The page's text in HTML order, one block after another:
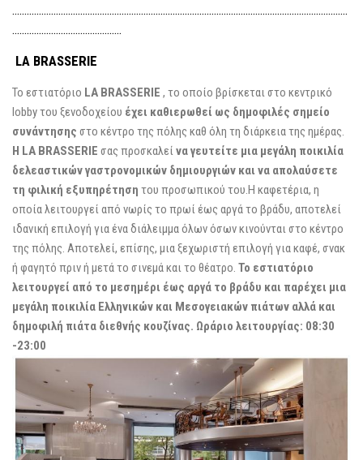
…………………………………………………………………………………………………………………………
………………………………………
LA BRASSERIE
Το εστιατόριο LA BRASSERIE , το οποίο βρίσκεται στο κεντρικό
lobby του ξενοδοχείου έχει καθιερωθεί ως δημοφιλές σημείο
συνάντησης στο κέντρο της πόλης καθ όλη τη διάρκεια της ημέρας.
Η LA BRASSERIE σας προσκαλείνα γευτείτε μια μεγάλη ποικιλία
δελεαστικών γαστρονομικών δημιουργιών και να απολαύσετε
τη φιλική εξυπηρέτηση του προσωπικού του.Η καφετέρια, η
οποία λειτουργεί από νωρίς το πρωί έως αργά το βράδυ, αποτελεί
ιδανική επιλογή για ένα διάλειμμα όλων όσων κινούνται στο κέντρο
της πόλης. Αποτελεί, επίσης, μια ξεχωριστή επιλογή για καφέ, σνακ
ή φαγητό πριν ή μετά το σινεμά και το θέατρο. Το εστιατόριο
λειτουργεί από το μεσημέρι έως αργά το βράδυ και παρέχει μια
μεγάλη ποικιλία Ελληνικών και Μεσογειακών πιάτων αλλά και
δημοφιλή πιάτα διεθνής κουζίνας. Ωράριο λειτουργίας: 08:30
-23:00